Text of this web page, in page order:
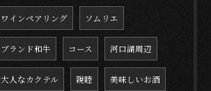
ワインペアリング ソムリエ
ブランド和牛 コース 河口湖周辺
大人なカクテル 親睦 美味しいお酒